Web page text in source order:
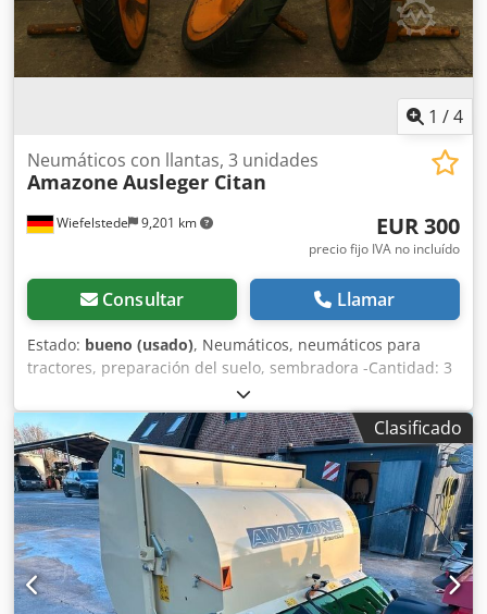
1 /4
Wiefelstede 9,201 km
Neumáticos con llantas, 3 unidades
Amazone Ausleger Citan
EUR 300
precio fijo IVA no incluído
Consultar Llamar
Estado: bueno (usado), Neumáticos, neumáticos para
tractores, preparación del suelo, sembradora -Cantidad: 3
neumáticos de una sembradora Amazone -Tamaño del
neumático -Buje: Ø 40 mm Codpfxsb A E Ufs Adtsrf -
Dimensión: Ø 750 -Precio total: por los 3 neumáticos -Peso:
51 kg/unidad
Clasificado